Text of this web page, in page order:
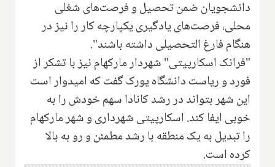
دانشجویان ضمن تحصیل و فرصت‌های شغلی
محلی، فرصت‌های یادگیری یکپارچه کار را نیز در
هنگام فارغ التحصیلی داشته باشند".
"فرانک اسکارپیتی" شهردار مارکهام نیز با تشکر از
فورد و ریاست دانشگاه یورک گفت که امیدوار است
این شهر بتواند در رشد کانادا سهم خودش را به
خوبی ایفا کند. اسکارپیتی شهرداری و شهر مارکهام
را تبدیل به یک منطقه با رشد مطمئن و رو به بالا
کرده است.